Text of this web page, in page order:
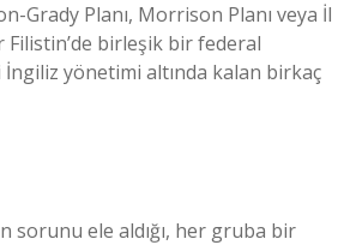
Grady Planı, Morrison Planı veya İl
Filistin’de birleşik bir federal
yönetimi altında kalan birkaç
sorunu ele aldığı, her gruba bir